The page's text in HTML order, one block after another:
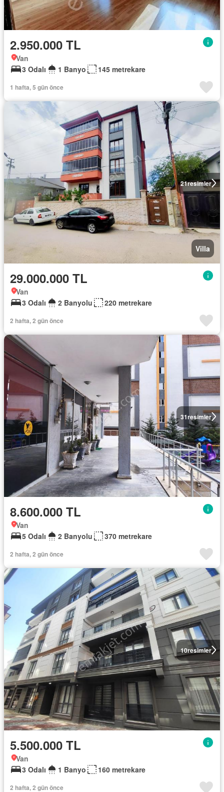
2.950.000 TL
Van
3 Odalı
1 Banyo 145 metrekare
1 hafta, 5 gün önce
21resimler
Villa
29.000.000 TL
Van
3 Odalı
2 Banyolu 220 metrekare
2 hafta, 2 gün önce
31resimler
8.600.000 TL
Van
5 Odalı
2 Banyolu 370 metrekare
2 hafta, 2 gün önce
10resimler
5.500.000 TL
Van
3 Odalı
1 Banyo 160 metrekare
2 hafta, 2 gün önce